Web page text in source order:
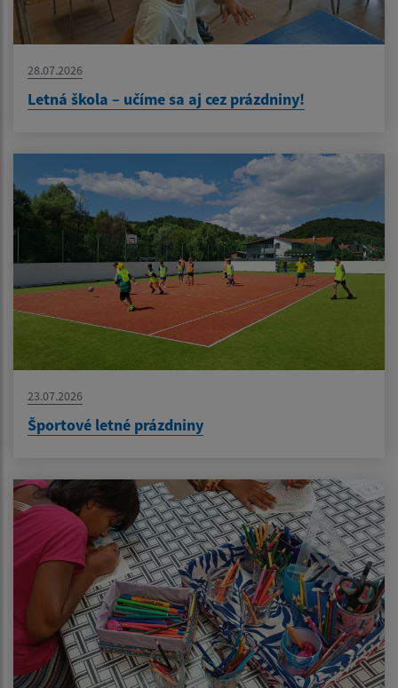
28.07.2026
Letná škola – učíme sa aj cez prázdniny!
23.07.2026
Športové letné prázdniny